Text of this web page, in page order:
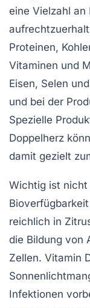
eine Vielzahl
Proteinen,
Vitaminen und
Eisen, Selen
und bei der
Spezielle
Doppelherz
damit gezielt
Wichtig ist nicht
reichlich in
die Bildung von
Zellen. Vitamin
Infektionen